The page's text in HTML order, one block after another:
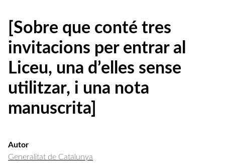
[Sobre que conté tres
invitacions per entrar al
Liceu, una d’elles sense
utilitzar, i una nota
manuscrita]
Autor
Generalitat de Catalunya